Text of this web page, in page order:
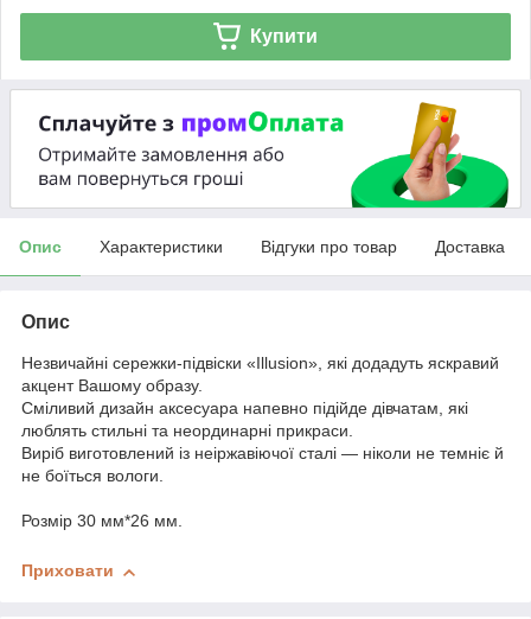
Купити
Опис Характеристики Відгуки про товар Доставка
Опис
Незвичайні сережки-підвіски «Illusion», які додадуть яскравий
акцент Вашому образу.
Сміливий дизайн аксесуара напевно підійде дівчатам, які
люблять стильні та неординарні прикраси.
Виріб виготовлений із неіржавіючої сталі — ніколи не темніє й
не боїться вологи.
Розмір 30 мм*26 мм.
Приховати